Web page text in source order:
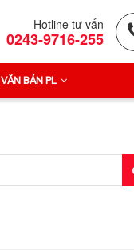
Hotline tư vấn
0243-9716-255
VĂN BẢN PL